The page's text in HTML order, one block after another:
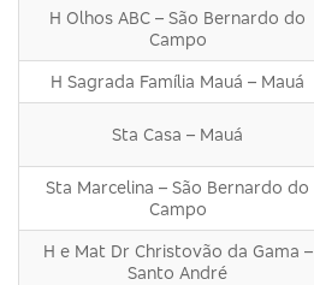
H Olhos ABC – São Bernardo do
Campo
H Sagrada Família Mauá – Mauá
Sta Casa – Mauá
Sta Marcelina – São Bernardo do
Campo
H e Mat Dr Christovão da Gama –
Santo André